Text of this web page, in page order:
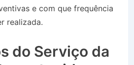
e com que frequência
realizada.
do Serviço da